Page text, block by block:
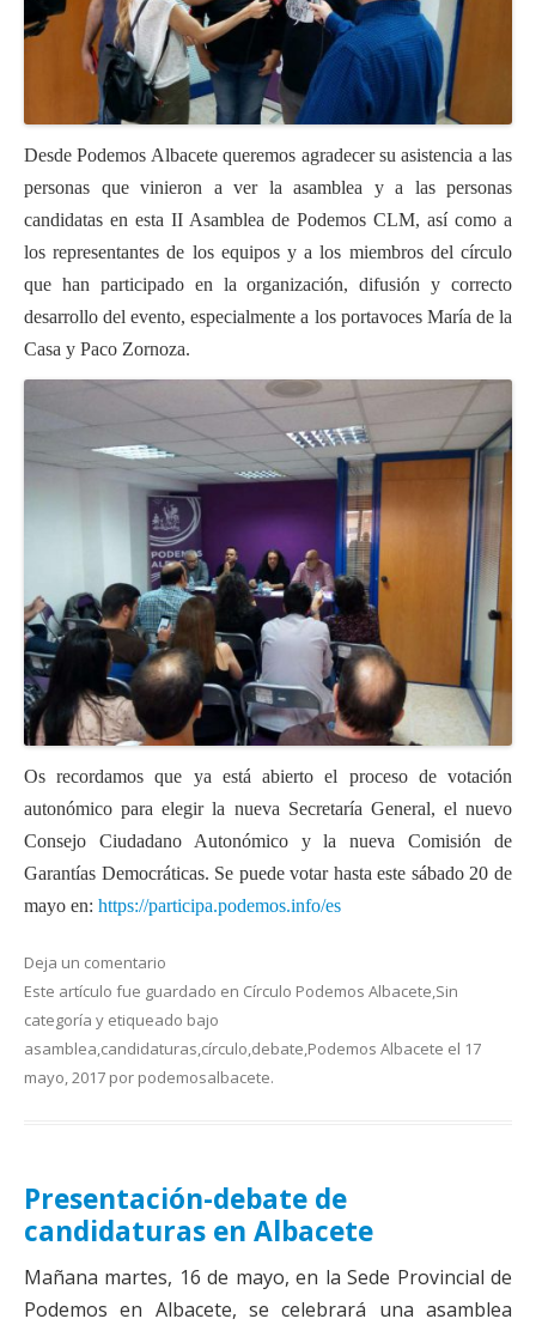
Desde Podemos Albacete queremos agradecer su asistencia a las
personas que vinieron a ver la asamblea y a las personas
candidatas en esta II Asamblea de Podemos CLM, así como a
los representantes de los equipos y a los miembros del círculo
que han participado en la organización, difusión y correcto
desarrollo del evento, especialmente a los portavoces María de la
Casa y Paco Zornoza.
Os recordamos que ya está abierto el proceso de votación
autonómico para elegir la nueva Secretaría General, el nuevo
Consejo Ciudadano Autonómico y la nueva Comisión de
Garantías Democráticas. Se puede votar hasta este sábado 20 de
mayo en: https://participa.podemos.info/es
Deja un comentario
Este artículo fue guardado en Círculo Podemos Albacete,Sin
categoría y etiqueado bajo
asamblea,candidaturas,círculo,debate,Podemos Albacete el 17
mayo, 2017 por podemosalbacete.
Presentación-debate de
candidaturas en Albacete
Mañana martes, 16 de mayo, en la Sede Provincial de
Podemos en Albacete, se celebrará una asamblea